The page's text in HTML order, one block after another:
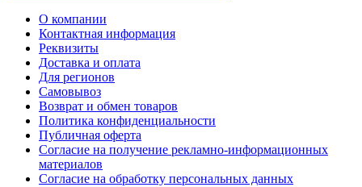
О компании
Контактная информация
Реквизиты
Доставка и оплата
Для регионов
Самовывоз
Возврат и обмен товаров
Политика конфиденциальности
Публичная оферта
Согласие на получение рекламно-информационных
материалов
Согласие на обработку персональных данных